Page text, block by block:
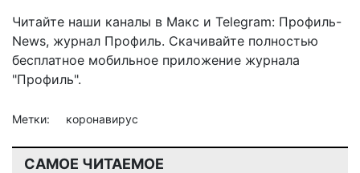
Читайте наши каналы в Макс и Telegram: Профиль-
News, журнал Профиль. Скачивайте полностью
бесплатное мобильное приложение журнала
"Профиль".
Метки: коронавирус
САМОЕ ЧИТАЕМОЕ